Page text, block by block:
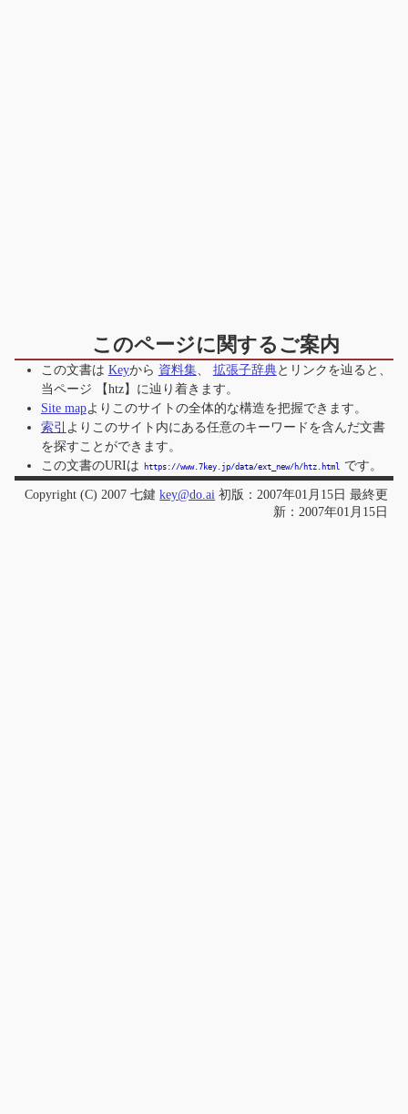
このページに関するご案内
この文書は Keyから 資料集、 拡張子辞典とリンクを辿ると、
当ページ
【htz】 に辿り着きます。
Site mapよりこのサイトの全体的な構造を把握できます。
索引 よりこのサイト内にある任意のキーワードを含んだ文書
を探すことができます。
この文書のURIは
https://www.7key.jp/data/ext_new/h/htz.html です。
Copyright (C) 2007 七鍵key@do.ai 初版：2007年01月15日 最終更
新：2007年01月15日